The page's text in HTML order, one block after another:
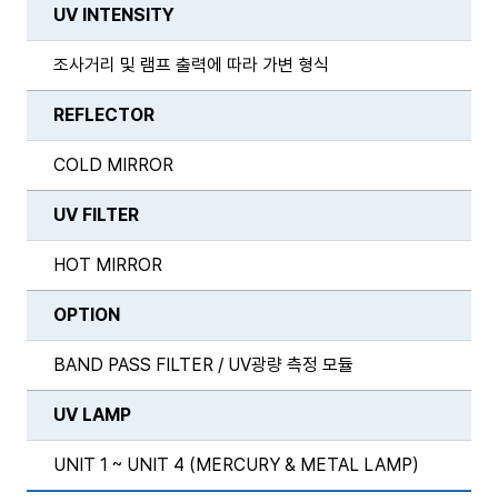
UV INTENSITY
조사거리 및 램프 출력에 따라 가변 형식
REFLECTOR
COLD MIRROR
UV FILTER
HOT MIRROR
OPTION
BAND PASS FILTER / UV광량 측정 모듈
UV LAMP
UNIT 1 ~ UNIT 4 (MERCURY & METAL LAMP)